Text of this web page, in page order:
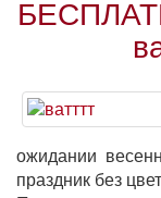
ожидании
праздник без